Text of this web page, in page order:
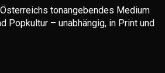
tonangebendes Medium
Popkultur – unabhängig, in Print und